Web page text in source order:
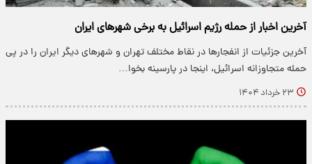
آخرین اخبار از حمله رژیم اسرائیل به برخی شهرهای ایران
آخرین جزئیات از انفجارها در نقاط مختلف تهران و شهرهای دیگر ایران را در پی
حمله متجاوزانه اسرائیل، اینجا در پارسینه بخوا…
۲۳ خرداد ۱۴۰۴